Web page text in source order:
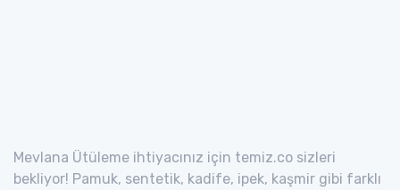
Mevlana Ütüleme ihtiyacınız için temiz.co sizleri
bekliyor! Pamuk, sentetik, kadife, ipek, kaşmir gibi farklı